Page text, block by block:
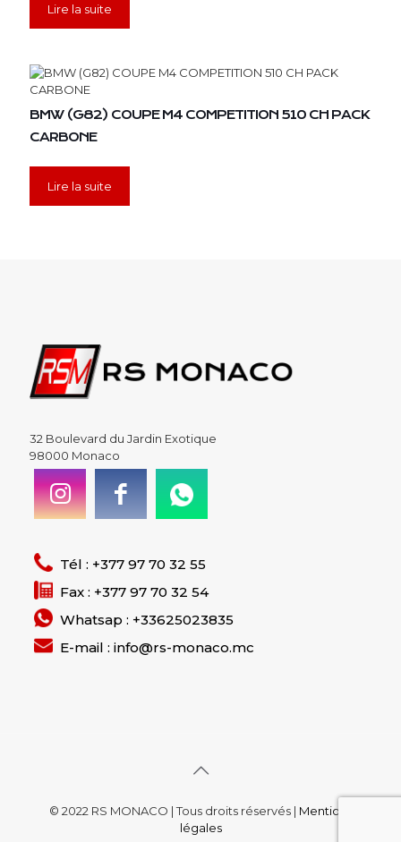
Lire la suite
BMW (G82) COUPE M4 COMPETITION 510 CH PACK
CARBONE
Lire la suite
32 Boulevard du Jardin Exotique
98000 Monaco
Tél : +377 97 70 32 55
Fax : +377 97 70 32 54
Whatsap : +33625023835
E-mail : info@rs-monaco.mc
© 2022 RS MONACO | Tous droits réservés | Mentions
légales